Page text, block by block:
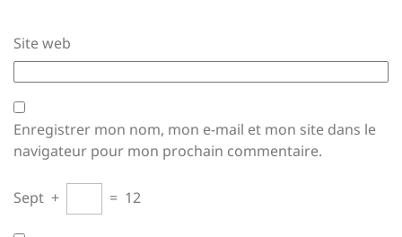
Site web
Enregistrer mon nom, mon e-mail et mon site dans le
navigateur pour mon prochain commentaire.
Sept + = 12